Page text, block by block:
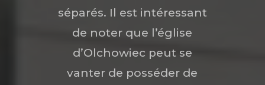
séparés. Il est intéressant
de noter que l’église
d’Olchowiec peut se
vanter de posséder de